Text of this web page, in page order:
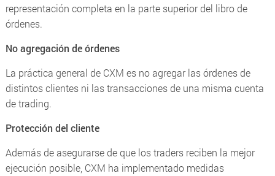
representación completa en la parte superior del libro de
órdenes.
No agregación de órdenes
La práctica general de CXM es no agregar las órdenes de
distintos clientes ni las transacciones de una misma cuenta
de trading.
Protección del cliente
Además de asegurarse de que los traders reciben la mejor
ejecución posible, CXM ha implementado medidas